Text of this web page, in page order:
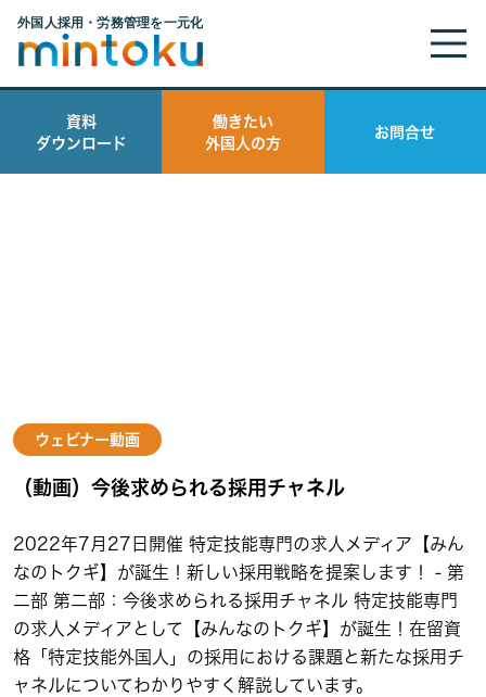
資料
ダウンロード
働きたい
外国人の方
お問合せ
ウェビナー動画
（動画）今後求められる採用チャネル
2022年7月27日開催 特定技能専門の求人メディア【みん
なのトクギ】が誕生！新しい採用戦略を提案します！ ‐ 第
二部 第二部：今後求められる採用チャネル 特定技能専門
の求人メディアとして【みんなのトクギ】が誕生！在留資
格「特定技能外国人」の採用における課題と新たな採用チ
ャネルについてわかりやすく解説しています。